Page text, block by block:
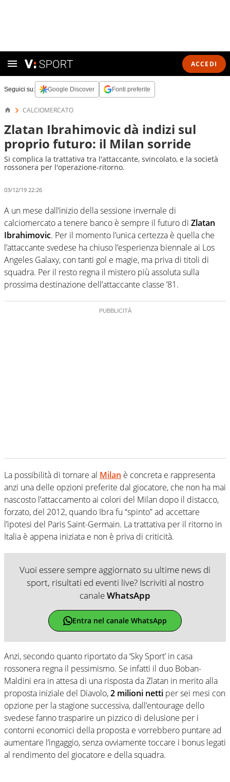
ACCEDI
Seguici su: Google Discover Fonti preferite
CALCIOMERCATO
Zlatan Ibrahimovic dà indizi sul
proprio futuro: il Milan sorride
Si complica la trattativa tra l'attaccante, svincolato, e la società
rossonera per l'operazione-ritorno.
03/12/19 22:26
A un mese dall’inizio della sessione invernale di
calciomercato a tenere banco è sempre il futuro di Zlatan
Ibrahimovic. Per il momento l’unica certezza è quella che
l’attaccante svedese ha chiuso l’esperienza biennale ai Los
Angeles Galaxy, con tanti gol e magie, ma priva di titoli di
squadra. Per il resto regna il mistero più assoluta sulla
prossima destinazione dell’attaccante classe ’81.
La possibilità di tornare al Milan è concreta e rappresenta
anzi una delle opzioni preferite dal giocatore, che non ha mai
nascosto l’attaccamento ai colori del Milan dopo il distacco,
forzato, del 2012, quando Ibra fu “spinto” ad accettare
l’ipotesi del Paris Saint-Germain. La trattativa per il ritorno in
Italia è appena iniziata e non è priva di criticità.
Vuoi essere sempre aggiornato su ultime news di
sport, risultati ed eventi live? Iscriviti al nostro
canaleWhatsApp
Entra nel canale WhatsApp
Anzi, secondo quanto riportato da ‘Sky Sport’ in casa
rossonera regna il pessimismo. Se infatti il duo Boban-
Maldini era in attesa di una risposta da Zlatan in merito alla
proposta iniziale del Diavolo,2 milioni netti per sei mesi con
opzione per la stagione successiva, dall’entourage dello
svedese fanno trasparire un pizzico di delusione per i
contorni economici della proposta e vorrebbero puntare ad
aumentare l’ingaggio, senza ovviamente toccare i bonus legati
al rendimento del giocatore e della squadra.